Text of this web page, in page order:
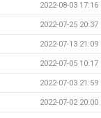
2022-08-03 17:16
2022-07-25 20:37
2022-07-13 21:09
2022-07-05 10:17
2022-07-03 21:59
2022-07-02 20:00